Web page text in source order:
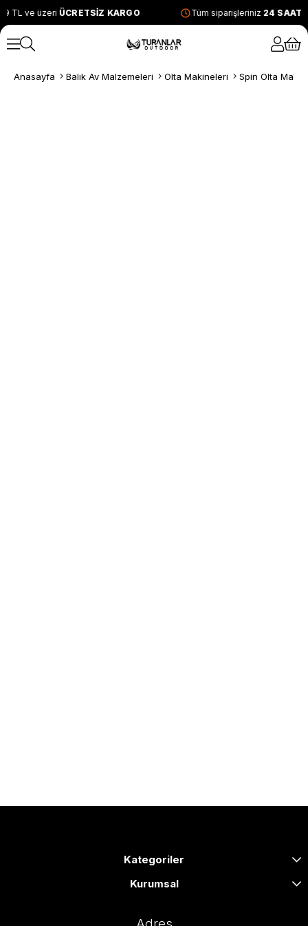
TL ve üzeri ÜCRETSİZ KARGO Tüm siparişleriniz 24 SAAT
Anasayfa Balık Av Malzemeleri Olta Makineleri Spin Olta
Kategoriler
Kurumsal